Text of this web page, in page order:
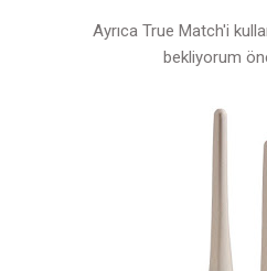
Ayrıca True Match'i
bekliyorum